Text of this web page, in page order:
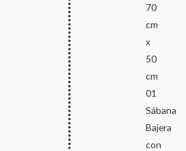
70
cm
x
50
cm
01
Sábana
Bajera
con